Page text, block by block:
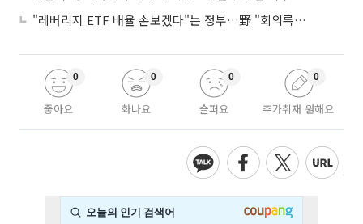
"레버리지 ETF 배율 손보겠다"는 정부…野 "회의록부터 내놔야"
좋아요
0
화나요
0
슬퍼요
0
추가취재 원해요
0